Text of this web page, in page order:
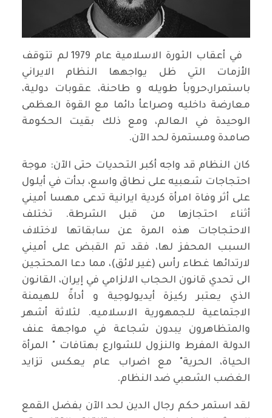
في أعقاب الثورة الاسلامية عام 1979 لم تتوقف
الأزمات التي ظل يواجهها النظام الايراني
باستمرار،حروبأ طويله و طاحنة، عقوبات دولية،
معارضة داخليه وصراعأ دائما مع القوة العظمى
الوحيدة في العالم، ومع ذلك بقيت الحكومة
صامدة ومستمرة لحد الآن.
كان النظام قد واجه أكبر التحديات حتى الآن: موجة
احتجاجات شعبيه على نطاق واسع، بدأت في أيلول
على أثر وفاة امرأة كردية ايرانية تدعى مهسا أميني
أثناء احتجازها من قبل الشرطة. تختلف
الاحتجاجات هذه المرة عن سابقاتها لاختلاف
السبب المحفز لها، فقد تم القبض على أميني
لارتدائها غطاء رأس (غير لائق)، مما دعا المحتجين
الى تحدي قانون الحجاب الالزامي في إيران، القانون
الذي يعتبر ركيزة أيديولوجية و أداةً للهيمنة
الاجتماعية للجمهورية الاسلاميه. لثلاثة أشهر
والمتظاهرون يبدون شجاعة في مواجهة عنف
الدولة المفرط والنزول للشوارع بهتافات " المرأة
الحياة، الحرية" مع اضراب عام يعكس تزايد
الغضب الشعبي ضد النظام.
لقد استمر حكم رجال الدين لحد الآن بفضل القمع